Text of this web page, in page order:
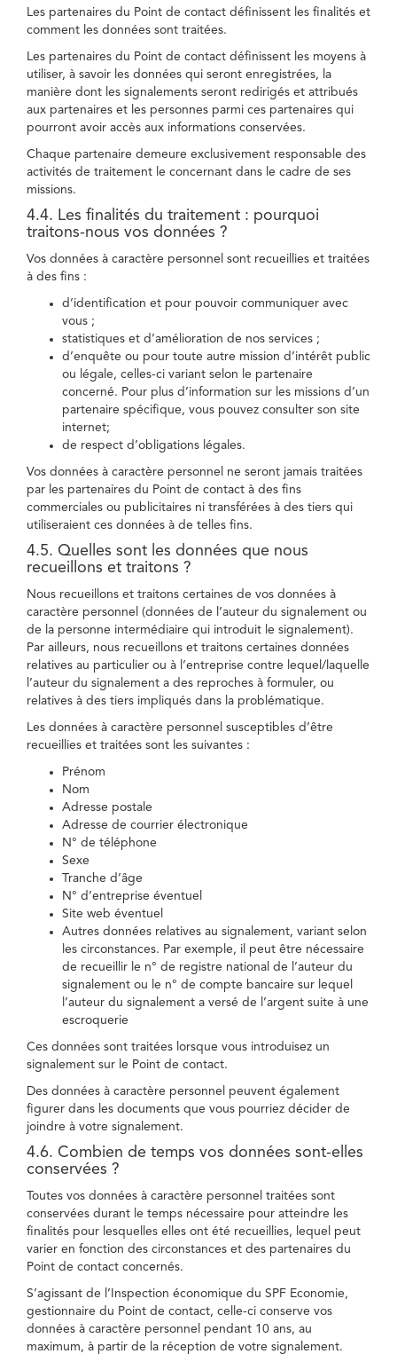
Les partenaires du Point de contact définissent les finalités et
comment les données sont traitées.
Les partenaires du Point de contact définissent les moyens à
utiliser, à savoir les données qui seront enregistrées, la
manière dont les signalements seront redirigés et attribués
aux partenaires et les personnes parmi ces partenaires qui
pourront avoir accès aux informations conservées.
Chaque partenaire demeure exclusivement responsable des
activités de traitement le concernant dans le cadre de ses
missions.
4.4. Les finalités du traitement : pourquoi
traitons-nous vos données ?
Vos données à caractère personnel sont recueillies et traitées
à des fins :
d’identification et pour pouvoir communiquer avec
vous ;
statistiques et d’amélioration de nos services ;
d’enquête ou pour toute autre mission d’intérêt public
ou légale, celles-ci variant selon le partenaire
concerné. Pour plus d’information sur les missions d’un
partenaire spécifique, vous pouvez consulter son site
internet;
de respect d’obligations légales.
Vos données à caractère personnel ne seront jamais traitées
par les partenaires du Point de contact à des fins
commerciales ou publicitaires ni transférées à des tiers qui
utiliseraient ces données à de telles fins.
4.5. Quelles sont les données que nous
recueillons et traitons ?
Nous recueillons et traitons certaines de vos données à
caractère personnel (données de l’auteur du signalement ou
de la personne intermédiaire qui introduit le signalement).
Par ailleurs, nous recueillons et traitons certaines données
relatives au particulier ou à l’entreprise contre lequel/laquelle
l’auteur du signalement a des reproches à formuler, ou
relatives à des tiers impliqués dans la problématique.
Les données à caractère personnel susceptibles d’être
recueillies et traitées sont les suivantes :
Prénom
Nom
Adresse postale
Adresse de courrier électronique
N° de téléphone
Sexe
Tranche d’âge
N° d’entreprise éventuel
Site web éventuel
Autres données relatives au signalement, variant selon
les circonstances. Par exemple, il peut être nécessaire
de recueillir le n° de registre national de l’auteur du
signalement ou le n° de compte bancaire sur lequel
l’auteur du signalement a versé de l’argent suite à une
escroquerie
Ces données sont traitées lorsque vous introduisez un
signalement sur le Point de contact.
Des données à caractère personnel peuvent également
figurer dans les documents que vous pourriez décider de
joindre à votre signalement.
4.6. Combien de temps vos données sont-elles
conservées ?
Toutes vos données à caractère personnel traitées sont
conservées durant le temps nécessaire pour atteindre les
finalités pour lesquelles elles ont été recueillies, lequel peut
varier en fonction des circonstances et des partenaires du
Point de contact concernés.
S’agissant de l’Inspection économique du SPF Economie,
gestionnaire du Point de contact, celle-ci conserve vos
données à caractère personnel pendant 10 ans, au
maximum, à partir de la réception de votre signalement.